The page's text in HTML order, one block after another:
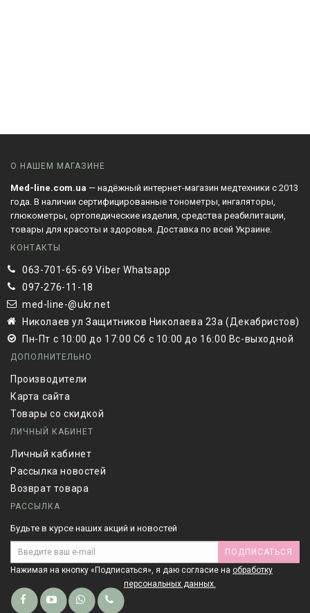
О НАШЕМ МАГАЗИНЕ
Med-line.com.ua — надёжный интернет-магазин медтехники с 2013
года. В наличии сертифицированные тонометры, ингаляторы,
глюкометры, ортопедические изделия, средства реабилитации,
товары для красоты и здоровья. Доставка по всей Украине.
КОНТАКТЫ
063-701-65-69 Viber Whatsapp
097-276-11-18
med-line-@ukr.net
Николаев ул Защитников Николаева 23а (Декабристов)
Пн-Пт с 10:00 до 17:00 Сб с 10:00 до 16:00 Вс-выходной
ДОПОЛНИТЕЛЬНО
Производители
Карта сайта
Товары со скидкой
ЛИЧНЫЙ КАБИНЕТ
Личный кабинет
Рассылка новостей
Возврат товара
РАССЫЛКА
Будьте в курсе наших акций и новостей
ПОДПИСАТЬСЯ
Нажимая на кнопку «Подписаться», я даю cогласие на обработку
персональных данных.